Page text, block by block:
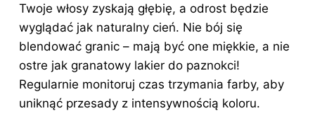
Twoje włosy zyskają głębię, a odrost będzie
wyglądać jak naturalny cień. Nie bój się
blendować granic – mają być one miękkie, a nie
ostre jak granatowy lakier do paznokci!
Regularnie monitoruj czas trzymania farby, aby
uniknąć przesady z intensywnością koloru.